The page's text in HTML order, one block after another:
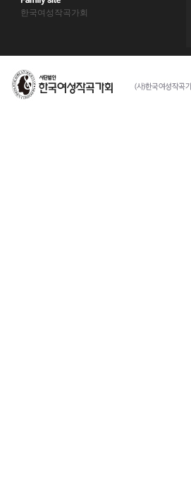
한국여성작곡가회